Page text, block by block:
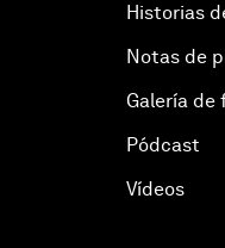
Historias
Notas de
Galería de
Pódcast
Vídeos